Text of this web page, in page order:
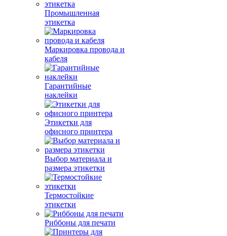
Промышленная
этикетка
Маркировка провода и
кабеля
Гарантийные
наклейки
Этикетки для
офисного принтера
Выбор материала и
размера этикетки
Термостойкие
этикетки
Риббоны для печати